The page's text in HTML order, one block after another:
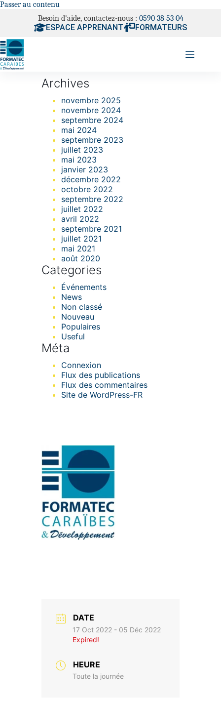
Passer au contenu
Besoin d'aide, contactez-nous : 0590 38 53 04
ESPACE APPRENANT FORMATEURS
Archives
novembre 2025
novembre 2024
septembre 2024
mai 2024
septembre 2023
juillet 2023
mai 2023
janvier 2023
décembre 2022
octobre 2022
septembre 2022
juillet 2022
avril 2022
septembre 2021
juillet 2021
mai 2021
août 2020
Categories
Événements
News
Non classé
Nouveau
Populaires
Useful
Méta
Connexion
Flux des publications
Flux des commentaires
Site de WordPress-FR
DATE
17 Oct 2022 - 05 Déc 2022
Expired!
HEURE
Toute la journée